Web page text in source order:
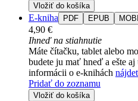
Vložiť do košíka
E-kniha PDF EPUB MOBI
4,90 €
Ihneď na stiahnutie
Máte čítačku, tablet alebo
budete ju mať hneď a ešte
informácii o e-knihách
Pridať do zoznamu
Vložiť do košíka